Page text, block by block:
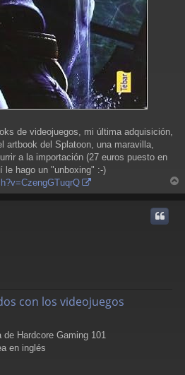
de videojuegos, mi última adquisición,
artbook del Splatoon, una maravilla,
a la importación (27 euros puesto en
le hago un "unboxing" :-)
r
con los videojuegos
Hardcore Gaming 101
en inglés